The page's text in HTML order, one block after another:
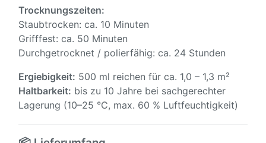
Trocknungszeiten:
Staubtrocken: ca. 10 Minuten
Grifffest: ca. 50 Minuten
Durchgetrocknet / polierfähig: ca. 24 Stunden
Ergiebigkeit: 500 ml reichen für ca. 1,0 – 1,3 m²
Haltbarkeit: bis zu 10 Jahre bei sachgerechter
Lagerung (10–25 °C, max. 60 % Luftfeuchtigkeit)